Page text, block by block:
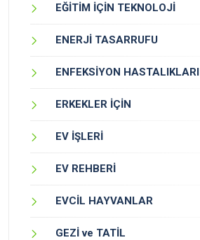
EĞİTİM İÇİN TEKNOLOJİ
ENERJİ TASARRUFU
ENFEKSİYON HASTALIKLARI
ERKEKLER İÇİN
EV İŞLERİ
EV REHBERİ
EVCİL HAYVANLAR
GEZİ ve TATİL